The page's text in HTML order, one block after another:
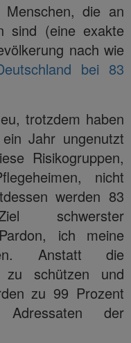
Menschen, die an
sind (eine exakte
nach wie
bei 83
trotzdem haben
Jahr ungenutzt
Risikogruppen,
nicht
werden 83
schwerster
ich meine
Anstatt die
zu schützen und
zu 99 Prozent
der